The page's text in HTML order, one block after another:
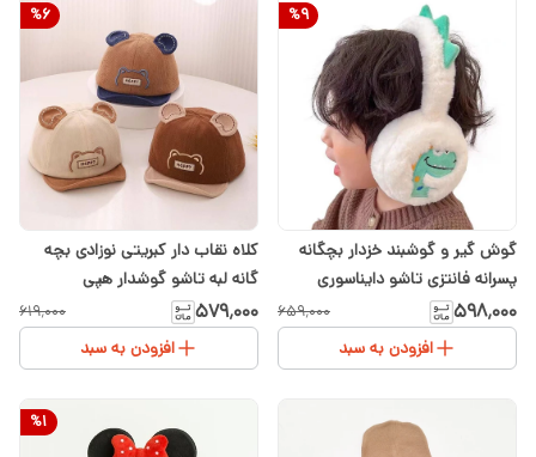
%9
گوش گیر و گوشبند خزدار بچگانه
پسرانه فانتزی تاشو دایناسوری
وارداتی
۵۹۸٬۰۰۰ ۶۵۹٬۰۰۰
افزودن به سبد
%6
کلاه نقاب دار کبریتی نوزادی بچه
گانه لبه تاشو گوشدار هپی
۵۷۹٬۰۰۰ ۶۱۹٬۰۰۰
افزودن به سبد
%1